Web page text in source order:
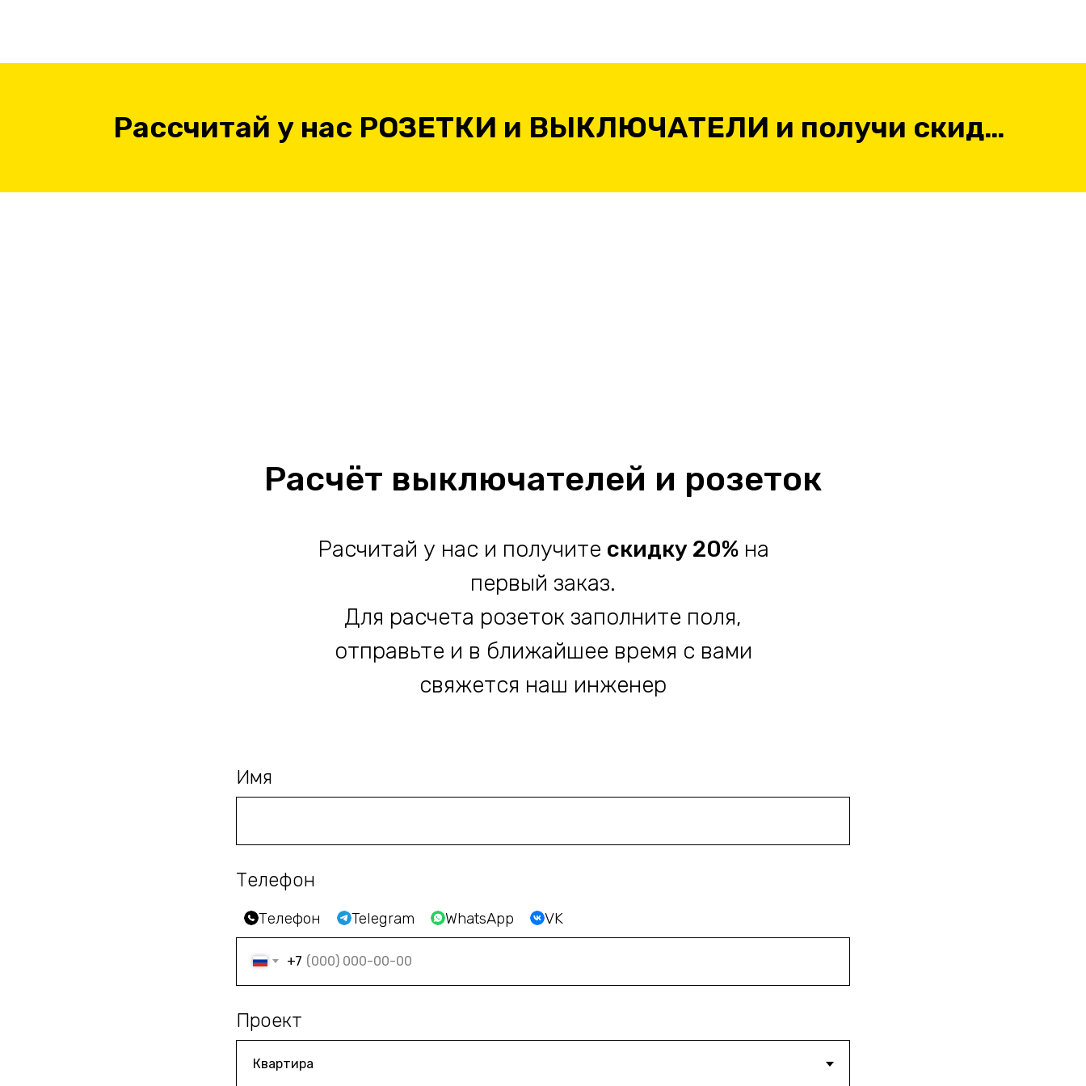
Рассчитай у нас РОЗЕТКИ и ВЫКЛЮЧАТЕЛИ и получи скидку 20% на первый заказ
Расчёт выключателей и розеток
Расчитай у нас и получите скидку 20%на
первый заказ.
Для расчета розеток заполните поля,
отправьте и в ближайшее время с вами
свяжется наш инженер
Имя
Телефон
Телефон Telegram WhatsApp VK
+7
Проект